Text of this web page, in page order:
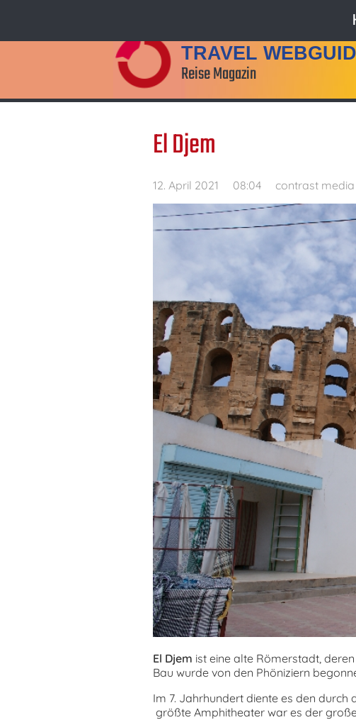
TRAVEL
Reise Magazin
El Djem
12. April 2021 08:04 contrast media
El Djem ist eine alte Römerstadt,
Bau wurde von den Phöniziern
Im 7. Jahrhundert diente es den
größte Amphitheater war es der